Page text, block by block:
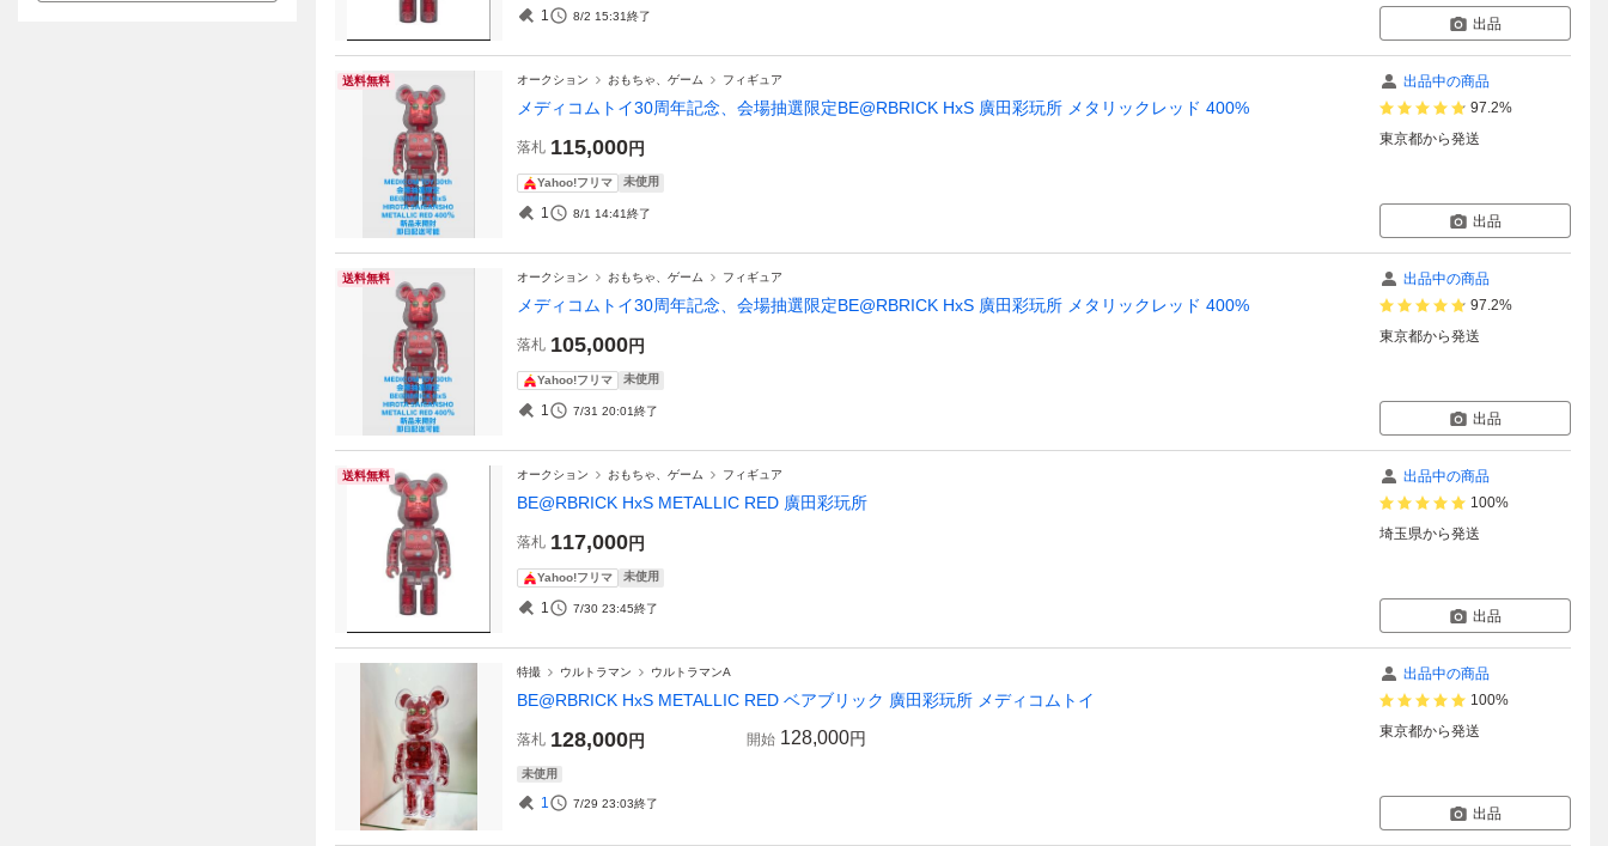
1 8/2 15:31終了 出品
送料無料 オークション おもちゃ、ゲーム フィギュア
メディコムトイ30周年記念、会場抽選限定BE@RBRICK HxS 廣田彩玩所 メタリックレッド 400%
落札 115,000円
Yahoo!フリマ 未使用
1 8/1 14:41終了
出品中の商品
97.2%
東京都から発送
出品
送料無料 オークション おもちゃ、ゲーム フィギュア
メディコムトイ30周年記念、会場抽選限定BE@RBRICK HxS 廣田彩玩所 メタリックレッド 400%
落札 105,000円
Yahoo!フリマ 未使用
1 7/31 20:01終了
出品中の商品
97.2%
東京都から発送
出品
送料無料 オークション おもちゃ、ゲーム フィギュア
BE@RBRICK HxS METALLIC RED 廣田彩玩所
落札 117,000円
Yahoo!フリマ 未使用
1 7/30 23:45終了
出品中の商品
100%
埼玉県から発送
出品
特撮 ウルトラマン ウルトラマンA
BE@RBRICK HxS METALLIC RED ベアブリック 廣田彩玩所 メディコムトイ
落札 128,000円 開始 128,000円
未使用
1 7/29 23:03終了
出品中の商品
100%
東京都から発送
出品